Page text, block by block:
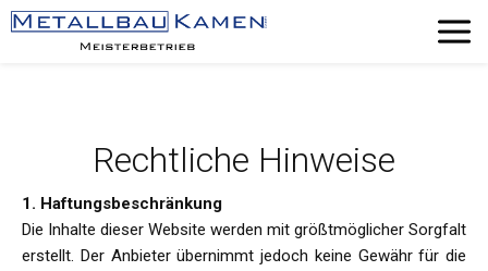
Menu
Rechtliche Hinweise
1. Haftungsbeschränkung
Die Inhalte dieser Website werden mit größtmöglicher Sorgfalt
erstellt. Der Anbieter übernimmt jedoch keine Gewähr für die